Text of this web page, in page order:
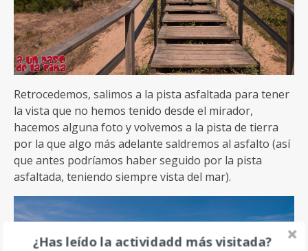
Retrocedemos, salimos a la pista asfaltada para tener
la vista que no hemos tenido desde el mirador,
hacemos alguna foto y volvemos a la pista de tierra
por la que algo más adelante saldremos al asfalto (así
que antes podríamos haber seguido por la pista
asfaltada, teniendo siempre vista del mar).
¿Has leído la actividadd más visitada?